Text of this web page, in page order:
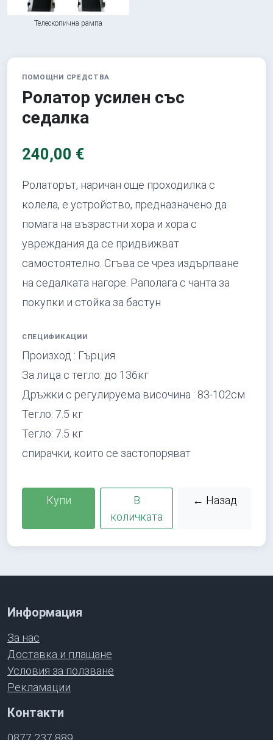
Телескопична рампа
ПОМОЩНИ СРЕДСТВА
Ролатор усилен със
седалка
240,00 €
Ролаторът, наричан още проходилка с
колела, е устройство, предназначено да
помага на възрастни хора и хора с
увреждания да се придвижват
самостоятелно. Сгъва се чрез издърпване
на седалката нагоре. Раполага с чанта за
покупки и стойка за бастун
СПЕЦИФИКАЦИИ
Произход : Гърция
За лица с тегло: до 136кг
Дръжки с регулируема височина : 83-102см
Тегло: 7.5 кг
Тегло: 7.5 кг
спирачки, които се застопоряват
Купи
В
количката
← Назад
Информация
За нас
Доставка и плащане
Условия за ползване
Рекламации
Контакти